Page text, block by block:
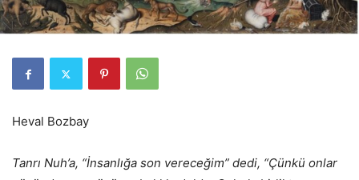
Heval Bozbay
Tanrı Nuh’a, “İnsanlığa son vereceğim” dedi, “Çünkü onlar